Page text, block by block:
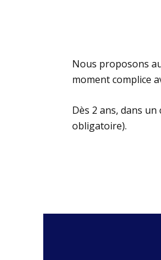
Nous proposons
moment complice
Dès 2 ans, dans
obligatoire).